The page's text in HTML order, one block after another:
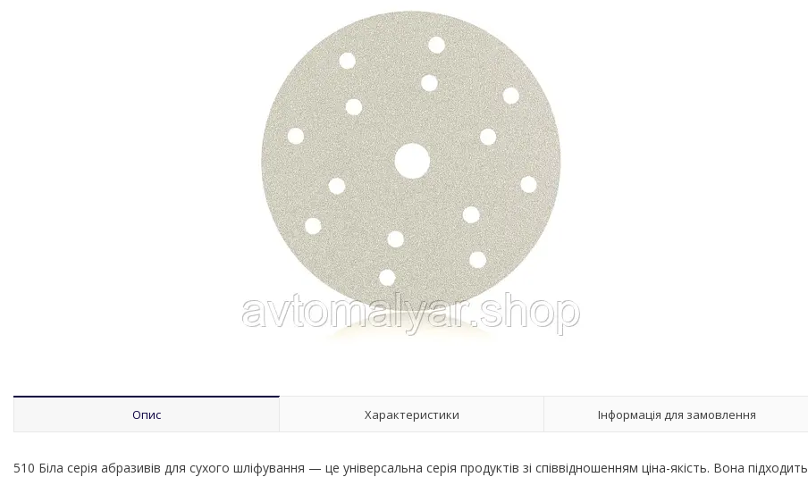
Опис Характеристики Інформація для замовлення
510 Біла серія абразивів для сухого шліфування — це універсальна серія продуктів зі співвідношенням ціна-якість. Вона підходить